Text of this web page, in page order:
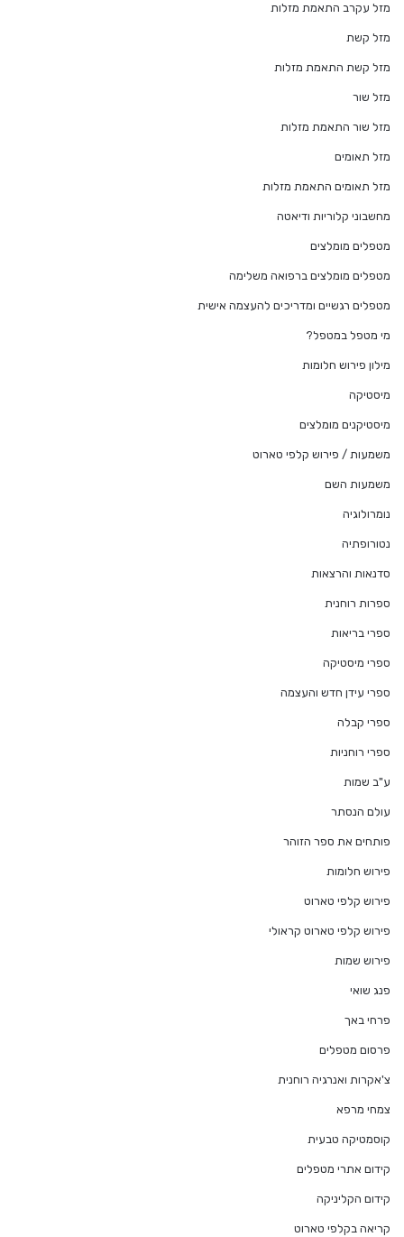
מזל עקרב התאמת מזלות
מזל קשת
מזל קשת התאמת מזלות
מזל שור
מזל שור התאמת מזלות
מזל תאומים
מזל תאומים התאמת מזלות
מחשבוני קלוריות ודיאטה
מטפלים מומלצים
מטפלים מומלצים ברפואה משלימה
מטפלים רגשיים ומדריכים להעצמה אישית
מי מטפל במטפל?
מילון פירוש חלומות
מיסטיקה
מיסטיקנים מומלצים
משמעות / פירוש קלפי טארוט
משמעות השם
נומרולוגיה
נטורופתיה
סדנאות והרצאות
ספרות רוחנית
ספרי בריאות
ספרי מיסטיקה
ספרי עידן חדש והעצמה
ספרי קבלה
ספרי רוחניות
ע"ב שמות
עולם הנסתר
פותחים את ספר הזוהר
פירוש חלומות
פירוש קלפי טארוט
פירוש קלפי טארוט קראולי
פירוש שמות
פנג שואי
פרחי באך
פרסום מטפלים
צ'אקרות ואנרגיה רוחנית
צמחי מרפא
קוסמטיקה טבעית
קידום אתרי מטפלים
קידום הקליניקה
קריאה בקלפי טארוט